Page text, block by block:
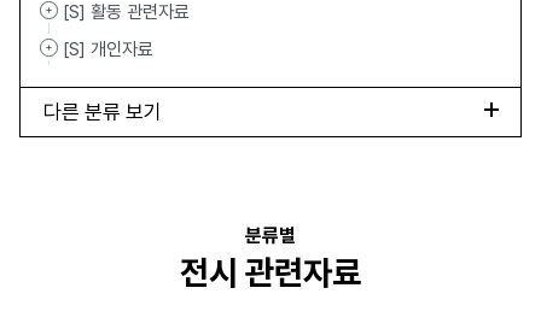
[S] 활동 관련자료
[S] 개인자료
다른 분류 보기
분류별
전시 관련자료